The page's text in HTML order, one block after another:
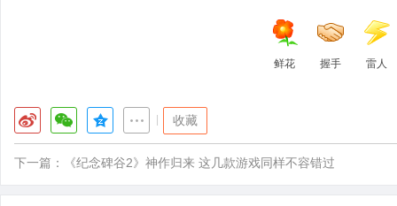
鲜花 握手 雷人
收藏
下一篇： 《纪念碑谷2》神作归来 这几款游戏同样不容错过